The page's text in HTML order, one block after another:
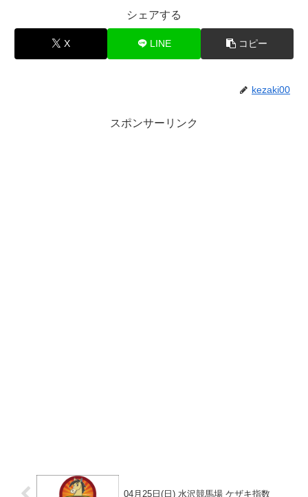
シェアする
X LINE コピー
kezaki00
スポンサーリンク
04月25日(日) 水沢競馬場 ケザキ指数